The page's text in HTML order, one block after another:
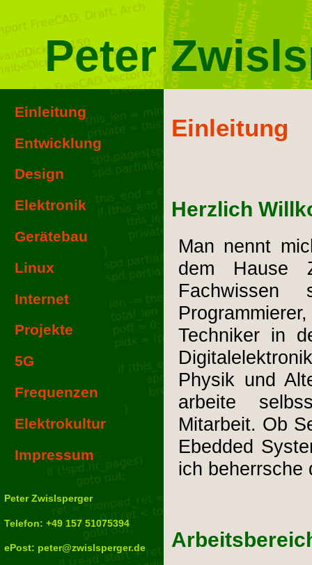
Peter
Einleitung
Entwicklung
Design
Elektronik
Gerätebau
Linux
Internet
Projekte
5G
Frequenzen
Elektrokultur
Impressum
Peter Zwislsperger
Telefon: +49 157 51075394
ePost: peter@zwislsperger.de
Einleitung
Herzlich
Man nennt
dem Hause
Fachwissen
Techniker in
Physik und
arbeite
Mitarbeit. Ob
Ebedded
ich beherrsche